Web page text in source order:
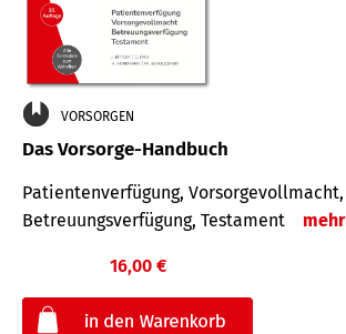
VORSORGEN
Das Vorsorge-Handbuch
Patientenverfügung, Vorsorgevollmacht,
Betreuungsverfügung, Testament
mehr
16,00 €